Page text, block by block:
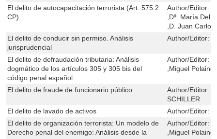
El delito de autocapacitación terrorista (Art. 575.2
CP)
Author/Editor:
,Dª. María Del
,D. Juan
El delito de conducir sin permiso. Análisis
jurisprudencial
Author/Editor:
El delito de defraudación tributaria: Análisis
dogmático de los artículos 305 y 305 bis del
código penal español
Author/Editor:
,Miguel
El delito de fraude de funcionario público Author/Editor:
SCHILLER
El delito de lavado de activos
Author/Editor:
El delito de organización terrorista: Un modelo de
Derecho penal del enemigo: Análisis desde la
Author/Editor:
,Miguel